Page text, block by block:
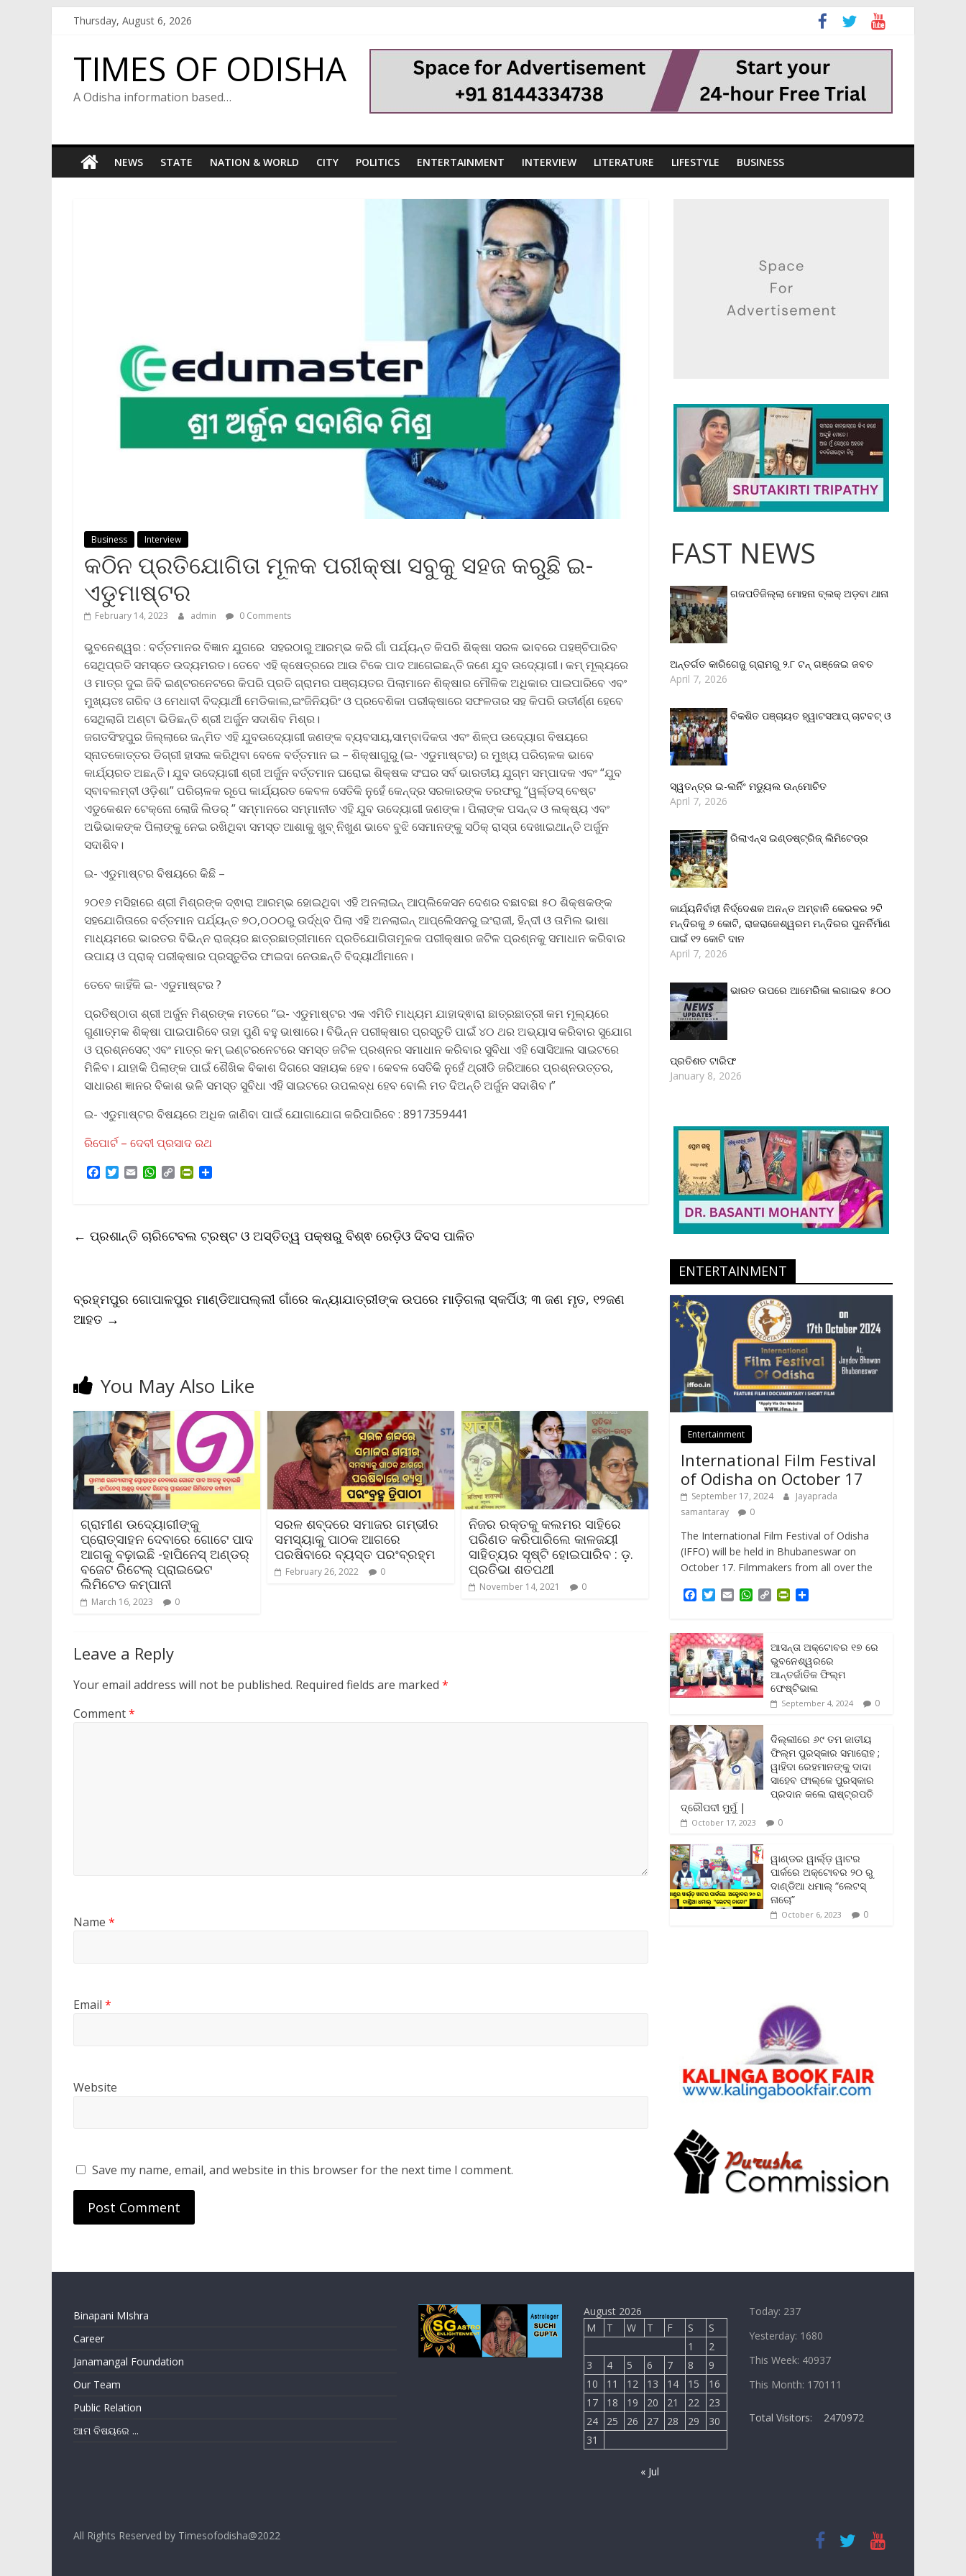
Thursday, August 6, 2026
TIMES OF ODISHA
A Odisha information based…
NEWS STATE NATION & WORLD CITY POLITICS ENTERTAINMENT INTERVIEW LITERATURE LIFESTYLE BUSINESS
Business Interview
କଠିନ ପ୍ରତିଯୋଗିତା ମୂଳକ ପରୀକ୍ଷା ସବୁକୁ ସହଜ କରୁଛି ଇ-
ଏଡୁମାଷ୍ଟର
February 14, 2023 admin 0 Comments
ଭୁବନେଶ୍ୱର : ବର୍ତ୍ତମାନର ବିଜ୍ଞାନ ଯୁଗରେ ସହରଠାରୁ ଆରମ୍ଭ କରି ଗାଁ ପର୍ଯ୍ୟନ୍ତ କିପରି ଶିକ୍ଷା ସରଳ ଭାବରେ ପହଞ୍ଚିପାରିବ
ସେଥିପ୍ରତି ସମସ୍ତେ ଉଦ୍ୟମରତ। ତେବେ ଏହି କ୍ଷେତ୍ରରେ ଆଉ ଟିକେ ପାଦ ଆଗେଇଛନ୍ତି ଜଣେ ଯୁବ ଉଦ୍ୟୋଗୀ। କମ୍ ମୂଲ୍ୟରେ
ଓ ମାତ୍ର ଦୁଇ ଜିବି ଇଣ୍ଟରନେଟରେ କିପରି ପ୍ରତି ଗ୍ରାମର ପଞ୍ଚାୟତର ପିଲାମାନେ ଶିକ୍ଷାର ମୌଳିକ ଅଧିକାର ପାଇପାରିବେ ଏବଂ
ମୁଖ୍ୟତଃ ଗରିବ ଓ ମେଧାବୀ ବିଦ୍ୟାର୍ଥୀ ମେଡିକାଲ,ଇଂଜିନିୟରିଂ ଓ ପ୍ରବେଶିକା ପରୀକ୍ଷାରେ ସଫଳତାର ସହ କିପରି ଉତୀର୍ଣ୍ଣ ହେବେ
ସେଥିଲାଗି ଅଣ୍ଟା ଭିଡିଛନ୍ତି ଶ୍ରୀ ଅର୍ଜୁନ ସଦାଶିବ ମିଶ୍ର।
ଜଗତସିଂହପୁର ଜିଲ୍ଲାରେ ଜନ୍ମିତ ଏହି ଯୁବଉଦ୍ୟୋଗୀ ଜଣଙ୍କ ବ୍ୟବସାୟ,ସାମ୍ବାଦିକତା ଏବଂ ଶିଳ୍ପ ଉଦ୍ୟୋଗ ବିଷୟରେ
ସ୍ନାତକୋତ୍ତର ଡିଗ୍ରୀ ହାସଲ କରିଥିବା ବେଳେ ବର୍ତ୍ତମାନ ଇ – ଶିକ୍ଷାଗୁରୁ (ଇ- ଏଡୁମାଷ୍ଟର) ର ମୁଖ୍ୟ ପରିଚାଳକ ଭାବେ
କାର୍ଯ୍ୟରତ ଅଛନ୍ତି। ଯୁବ ଉଦ୍ୟୋଗୀ ଶ୍ରୀ ଅର୍ଜୁନ ବର୍ତ୍ତମାନ ଘରୋଇ ଶିକ୍ଷକ ସଂଘର ସର୍ବ ଭାରତୀୟ ଯୁଗ୍ମ ସମ୍ପାଦକ ଏବଂ “ଯୁବ
ସ୍ବାବଲମ୍ବୀ ଓଡ଼ିଶା” ପରିଚାଳକ ରୂପେ କାର୍ଯ୍ୟରତ କେବଳ ସେତିକି ନୁହେଁ କେନ୍ଦ୍ର ସରକାରଙ୍କ ତରଫରୁ “ୱର୍ଲ୍ଡସ୍ ବେଷ୍ଟ
ଏଡୁକେଶନ ଟେକ୍ନୋ ଲୋଜି ଲିଡର୍ ” ସମ୍ମାନରେ ସମ୍ମାନୀତ ଏହି ଯୁବ ଉଦ୍ୟୋଗୀ ଜଣଙ୍କ। ପିଲାଙ୍କ ପସନ୍ଦ ଓ ଲକ୍ଷ୍ୟ ଏବଂ
ଅଭିଭାକଙ୍କ ପିଲାଙ୍କୁ ନେଇ ରଖିଥିବା ସମସ୍ତ ଆଶାକୁ ଖୁବ୍ ନିଖୁଣ ଭାବେ ବୁଝି ସେମାନଙ୍କୁ ସଠିକ୍ ରାସ୍ତା ଦେଖାଇଥାନ୍ତି ଅର୍ଜୁନ
ସଦାଶିବ।
ଇ- ଏଡୁମାଷ୍ଟର ବିଷୟରେ କିଛି –
୨୦୧୬ ମସିହାରେ ଶ୍ରୀ ମିଶ୍ରଙ୍କ ଦ୍ଵାରା ଆରମ୍ଭ ହୋଇଥିବା ଏହି ଅନଲାଇନ୍ ଆପ୍ଲିକେସନ ଦେଶର ବଛାବଛା ୫୦ ଶିକ୍ଷକଙ୍କ
ସହଯୋଗିତାରେ ବର୍ତ୍ତମାନ ପର୍ଯ୍ୟନ୍ତ ୭୦,୦୦୦ରୁ ଉର୍ଦ୍ଧ୍ବ ପିଲା ଏହି ଅନଲାଇନ୍ ଆପ୍ଲିେସନରୁ ଇଂରାଜୀ, ହିନ୍ଦୀ ଓ ତାମିଲ ଭାଷା
ମାଧ୍ୟମରେ ଭାରତର ବିଭିନ୍ନ ରାଜ୍ୟର ଛାତ୍ରଛାତ୍ରୀମାନେ ପ୍ରତିଯୋଗିତାମୂଳକ ପରୀକ୍ଷାର ଜଟିଳ ପ୍ରଶ୍ନକୁ ସମାଧାନ କରିବାର
ଉପାୟ ଓ ପ୍ରାକ୍ ପରୀକ୍ଷାର ପ୍ରସ୍ତୁତିର ଫାଇଦା ନେଉଛନ୍ତି ବିଦ୍ୟାର୍ଥୀମାନେ।
ତେବେ କାହିଁକି ଇ- ଏଡୁମାଷ୍ଟର ?
ପ୍ରତିଷ୍ଠାତା ଶ୍ରୀ ଅର୍ଜୁନ ମିଶ୍ରଙ୍କ ମତରେ “ଇ- ଏଡୁମାଷ୍ଟର ଏକ ଏମିତି ମାଧ୍ୟମ ଯାହାଦ୍ଵାରା ଛାତ୍ରଛାତ୍ରୀ କମ ମୂଲ୍ୟରେ
ଗୁଣାତ୍ମକ ଶିକ୍ଷା ପାଇପାରିବେ ତାହା ପୁଣି ବହୁ ଭାଷାରେ। ବିଭିନ୍ନ ପରୀକ୍ଷାର ପ୍ରସ୍ତୁତି ପାଇଁ ୪୦ ଥର ଅଭ୍ୟାସ କରିବାର ସୁଯୋଗ
ଓ ପ୍ରଶ୍ନସେଟ୍ ଏବଂ ମାତ୍ର କମ୍ ଇଣ୍ଟରନେଟରେ ସମସ୍ତ ଜଟିଳ ପ୍ରଶ୍ନର ସମାଧାନ କରିବାର ସୁବିଧା ଏହି ସୋସିଆଲ ସାଇଟରେ
ମିଳିବ। ଯାହାକି ପିଲାଙ୍କ ପାଇଁ ଶୈଖିକ ବିକାଶ ଦିଗରେ ସହାୟକ ହେବ। କେବଳ ସେତିକି ନୁହେଁ ଥ୍ରୀଡି ଜରିଆରେ ପ୍ରଶ୍ନଉତ୍ତର,
ସାଧାରଣ ଜ୍ଞାନର ବିକାଶ ଭଳି ସମସ୍ତ ସୁବିଧା ଏହି ସାଇଟରେ ଉପଲବ୍ଧ ହେବ ବୋଲି ମତ ଦିଅନ୍ତି ଅର୍ଜୁନ ସଦାଶିବ।”
ଇ- ଏଡୁମାଷ୍ଟର ବିଷୟରେ ଅଧିକ ଜାଣିବା ପାଇଁ ଯୋଗାଯୋଗ କରିପାରିବେ : 8917359441
ରିପୋର୍ଟ – ଦେବୀ ପ୍ରସାଦ ରଥ
o
T
e
E
W
A
C
i
P
F
d
← ପ୍ରଶାନ୍ତି ଚାରିଟେବଲ ଟ୍ରଷ୍ଟ ଓ ଅସ୍ତିତ୍ୱ ପକ୍ଷରୁ ବିଶ୍ଵ ରେଡ଼ିଓ ଦିବସ ପାଳିତ
ବ୍ରହ୍ମପୁର ଗୋପାଳପୁର ମାଣ୍ଡିଆପଲ୍ଲୀ ଗାଁରେ କନ୍ୟାଯାତ୍ରୀଙ୍କ ଉପରେ ମାଡ଼ିଗଲା ସ୍କର୍ପିଓ; ୩ ଜଣ ମୃତ, ୧୨ଜଣ
ଆହତ →
You May Also Like
ଗ୍ରାମୀଣ ଉଦ୍ୟୋଗୀଙ୍କୁ
ପ୍ରୋତ୍ସାହନ ଦେବାରେ ଗୋଟେ ପାଦ
ଆଗକୁ ବଢ଼ାଇଛି -ହାପିନେସ୍ ଅଣ୍ଡର୍
ବଜେଟ ରିଟେଲ୍ ପ୍ରାଇଭେଟ
ଲିମିଟେଡ କମ୍ପାନୀ
March 16, 2023 0
ସରଳ ଶବ୍ଦରେ ସମାଜର ଗମ୍ଭୀର
ସମସ୍ୟାକୁ ପାଠକ ଆଗରେ
ପରଷିବାରେ ବ୍ୟସ୍ତ ପରଂବ୍ରହ୍ମ
February 26, 2022 0
ନିଜର ରକ୍ତକୁ କଲମର ସାହିରେ
ପରିଣତ କରିପାରିଲେ କାଳଜୟୀ
ସାହିତ୍ୟର ସୃଷ୍ଟି ହୋଇପାରିବ : ଡ଼.
ପ୍ରତିଭା ଶତପଥୀ
November 14, 2021 0
Leave a Reply
Your email address will not be published. Required fields are marked *
Comment*
Name *
Email *
Website
Save my name, email, and website in this browser for the next time I comment.
FAST NEWS
ଗଜପତିଜିଲ୍ଲା ମୋହନା ବ୍ଲକ୍‌ ଅଡ଼ବା ଥାନା
ଅନ୍ତର୍ଗତ କାରିଗେଜୁ ଗ୍ରାମରୁ ୨.୮ ଟନ୍ ଗଞ୍ଜେଇ ଜବତ
April 7, 2026
ବିକଶିତ ପଞ୍ଚାୟତ ହ୍ୱାଟସଆପ୍ ଚାଟବଟ୍ ଓ
ସ୍ୱତନ୍ତ୍ର ଇ-ଲର୍ନିଂ ମଡ୍ୟୁଲ ଉନ୍ମୋଚିତ
April 7, 2026
ରିଲାଏନ୍‌ସ ଇଣ୍ଡଷ୍ଟ୍ରିଜ୍ ଲିମିଟେଡ୍‌ର
କାର୍ଯ୍ୟନିର୍ବାହୀ ନିର୍ଦ୍ଦେଶକ ଅନନ୍ତ ଅମ୍ବାନି କେରଳର ୨ଟି
ମନ୍ଦିରକୁ ୬ କୋଟି, ରାଜରାଜେଶ୍ୱରମ ମନ୍ଦିରର ପୁନର୍ନିର୍ମାଣ
ପାଇଁ ୧୨ କୋଟି ଦାନ
April 7, 2026
ଭାରତ ଉପରେ ଆମେରିକା ଲଗାଇବ ୫୦୦
ପ୍ରତିଶତ ଟାରିଫ
January 8, 2026
ENTERTAINMENT
Entertainment
International Film Festival
of Odisha on October 17
September 17, 2024
Jayaprada
samantaray
0
The International Film Festival of Odisha
(IFFO) will be held in Bhubaneswar on
October 17. Filmmakers from all over the
e
b
o
o
k
T
t
t
e
r
E
i
l
W
t
s
A
p
p
C
L
i
n
k
P
t
F
r
i
e
n
l
y
e
ଆସନ୍ତା ଅକ୍ଟୋବର ୧୭ ରେ
ଭୁବନେଶ୍ୱରରେ
ଆନ୍ତର୍ଜାତିକ ଫିଲ୍ମ
ଫେଷ୍ଟିଭାଲ
September 4, 2024 0
ଦିଲ୍ଲୀରେ ୬୯ ତମ ଜାତୀୟ
ଫିଲ୍ମ ପୁରସ୍କାର ସମାରୋହ ;
ୱାହିଦା ରେହମାନଙ୍କୁ ଦାଦା
ସାହେବ ଫାଲ୍‌କେ ପୁରସ୍କାର
ପ୍ରଦାନ କଲେ ରାଷ୍ଟ୍ରପତି
ଦ୍ରୌପଦୀ ମୁର୍ମୁ |
October 17, 2023 0
ୱାଣ୍ଡର ୱାର୍ଲ୍‌ଡ଼ ୱାଟର
ପାର୍କରେ ଅକ୍ଟୋବର ୨୦ ରୁ
ଦାଣ୍ଡିଆ ଧମାଲ୍ “ଲେଟସ୍
ନାଚୋ”
October 6, 2023 0
Binapani MIshra
Career
Janamangal Foundation
Our Team
Public Relation
ଆମ ବିଷୟରେ ...
August 2026
M
T W T F S
S
1
2
3
4 5 6 7 8
9
10
11 12 13 14 15
16
17
18 19 20 21 22
23
24
25 26 27 28 29
30
31
« Jul
Today: 237
Yesterday: 1680
This Week: 40937
This Month: 170111
Total Visitors: 2470972
All Rights Reserved by Timesofodisha@2022